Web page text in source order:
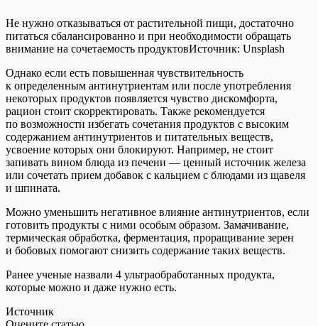
Не нужно отказываться от растительной пищи, достаточно
питаться сбалансированно и при необходимости обращать
внимание на сочетаемость продуктовИсточник: Unsplash
Однако если есть повышенная чувствительность
к определенным антинутриентам или после употребления
некоторых продуктов появляется чувство дискомфорта,
рацион стоит скорректировать. Также рекомендуется
по возможности избегать сочетания продуктов с высоким
содержанием антинутриентов и питательных веществ,
усвоение которых они блокируют. Например, не стоит
запивать вином блюда из печени — ценный источник железа
или сочетать прием добавок с кальцием с блюдами из щавеля
и шпината.
Можно уменьшить негативное влияние антинутриентов, если
готовить продукты с ними особым образом. Замачивание,
термическая обработка, ферментация, проращивание зерен
и бобовых помогают снизить содержание таких веществ.
Ранее ученые назвали 4 ультраобработанных продукта,
которые можно и даже нужно есть.
Источник